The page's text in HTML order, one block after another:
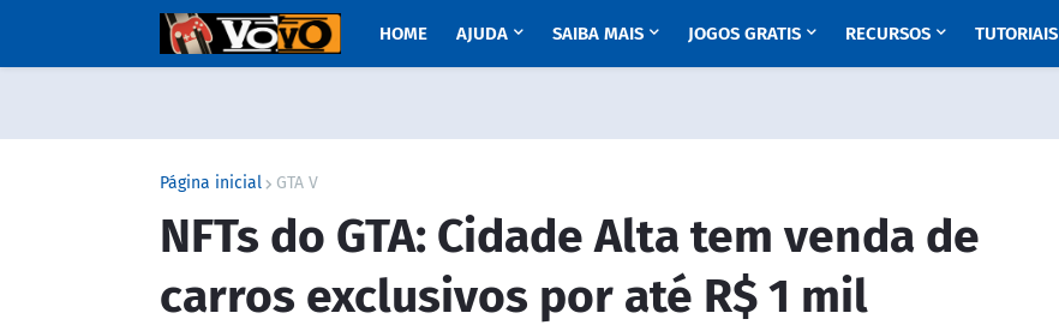
HOME AJUDA SAIBA MAIS JOGOS GRATIS RECURSOS TUTORIAIS
Página inicial GTA V
NFTs do GTA: Cidade Alta tem venda de
carros exclusivos por até R$ 1 mil